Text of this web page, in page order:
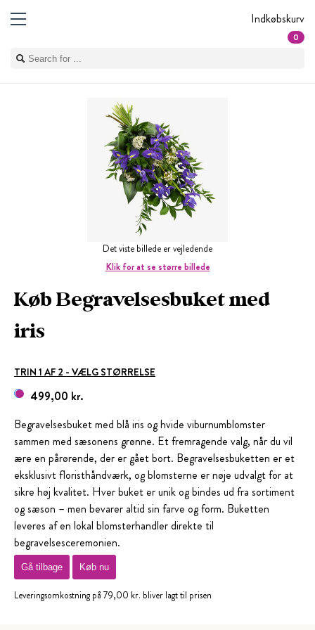
Indkøbskurv
0
Det viste billede er vejledende
Klik for at se større billede
Køb Begravelses­buket med
iris
TRIN 1 AF 2 - VÆLG STØRRELSE
499,00 kr.
Begravelsesbuket med blå iris og hvide viburnumblomster
sammen med sæsonens grønne. Et fremragende valg, når du vil
ære en pårørende, der er gået bort. Begravelsesbuketten er et
eksklusivt floristhåndværk, og blomsterne er nøje udvalgt for at
sikre høj kvalitet. Hver buket er unik og bindes ud fra sortiment
og sæson – men bevarer altid sin farve og form. Buketten
leveres af en lokal blomsterhandler direkte til
begravelsesceremonien.
Gå tilbage Køb nu
Leveringsomkostning på 79,00 kr. bliver lagt til prisen